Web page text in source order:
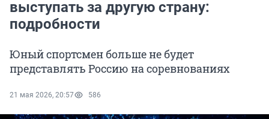
выступать за другую страну:
подробности
Юный спортсмен больше не будет
представлять Россию на соревнованиях
21 мая 2026, 20:57 586